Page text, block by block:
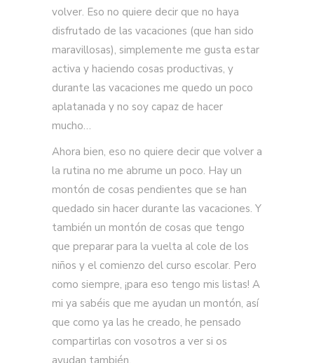
volver. Eso no quiere decir que no haya
disfrutado de las vacaciones (que han sido
maravillosas), simplemente me gusta estar
activa y haciendo cosas productivas, y
durante las vacaciones me quedo un poco
aplatanada y no soy capaz de hacer
mucho…
Ahora bien, eso no quiere decir que volver a
la rutina no me abrume un poco. Hay un
montón de cosas pendientes que se han
quedado sin hacer durante las vacaciones. Y
también un montón de cosas que tengo
que preparar para la vuelta al cole de los
niños y el comienzo del curso escolar. Pero
como siempre, ¡para eso tengo mis listas! A
mi ya sabéis que me ayudan un montón, así
que como ya las he creado, he pensado
compartirlas con vosotros a ver si os
ayudan también.